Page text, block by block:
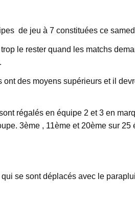
de jeu à 7 constituées ce
le rester quand les matchs
ont des moyens supérieurs et il
régalés en équipe 2 et 3 en
3ème , 11ème et 20ème sur
se sont déplacés avec le